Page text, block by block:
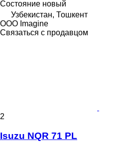
Состояние новый
Узбекистан, Тошкент
OOO Imagine
Связаться с продавцом
2
Isuzu NQR 71 PL